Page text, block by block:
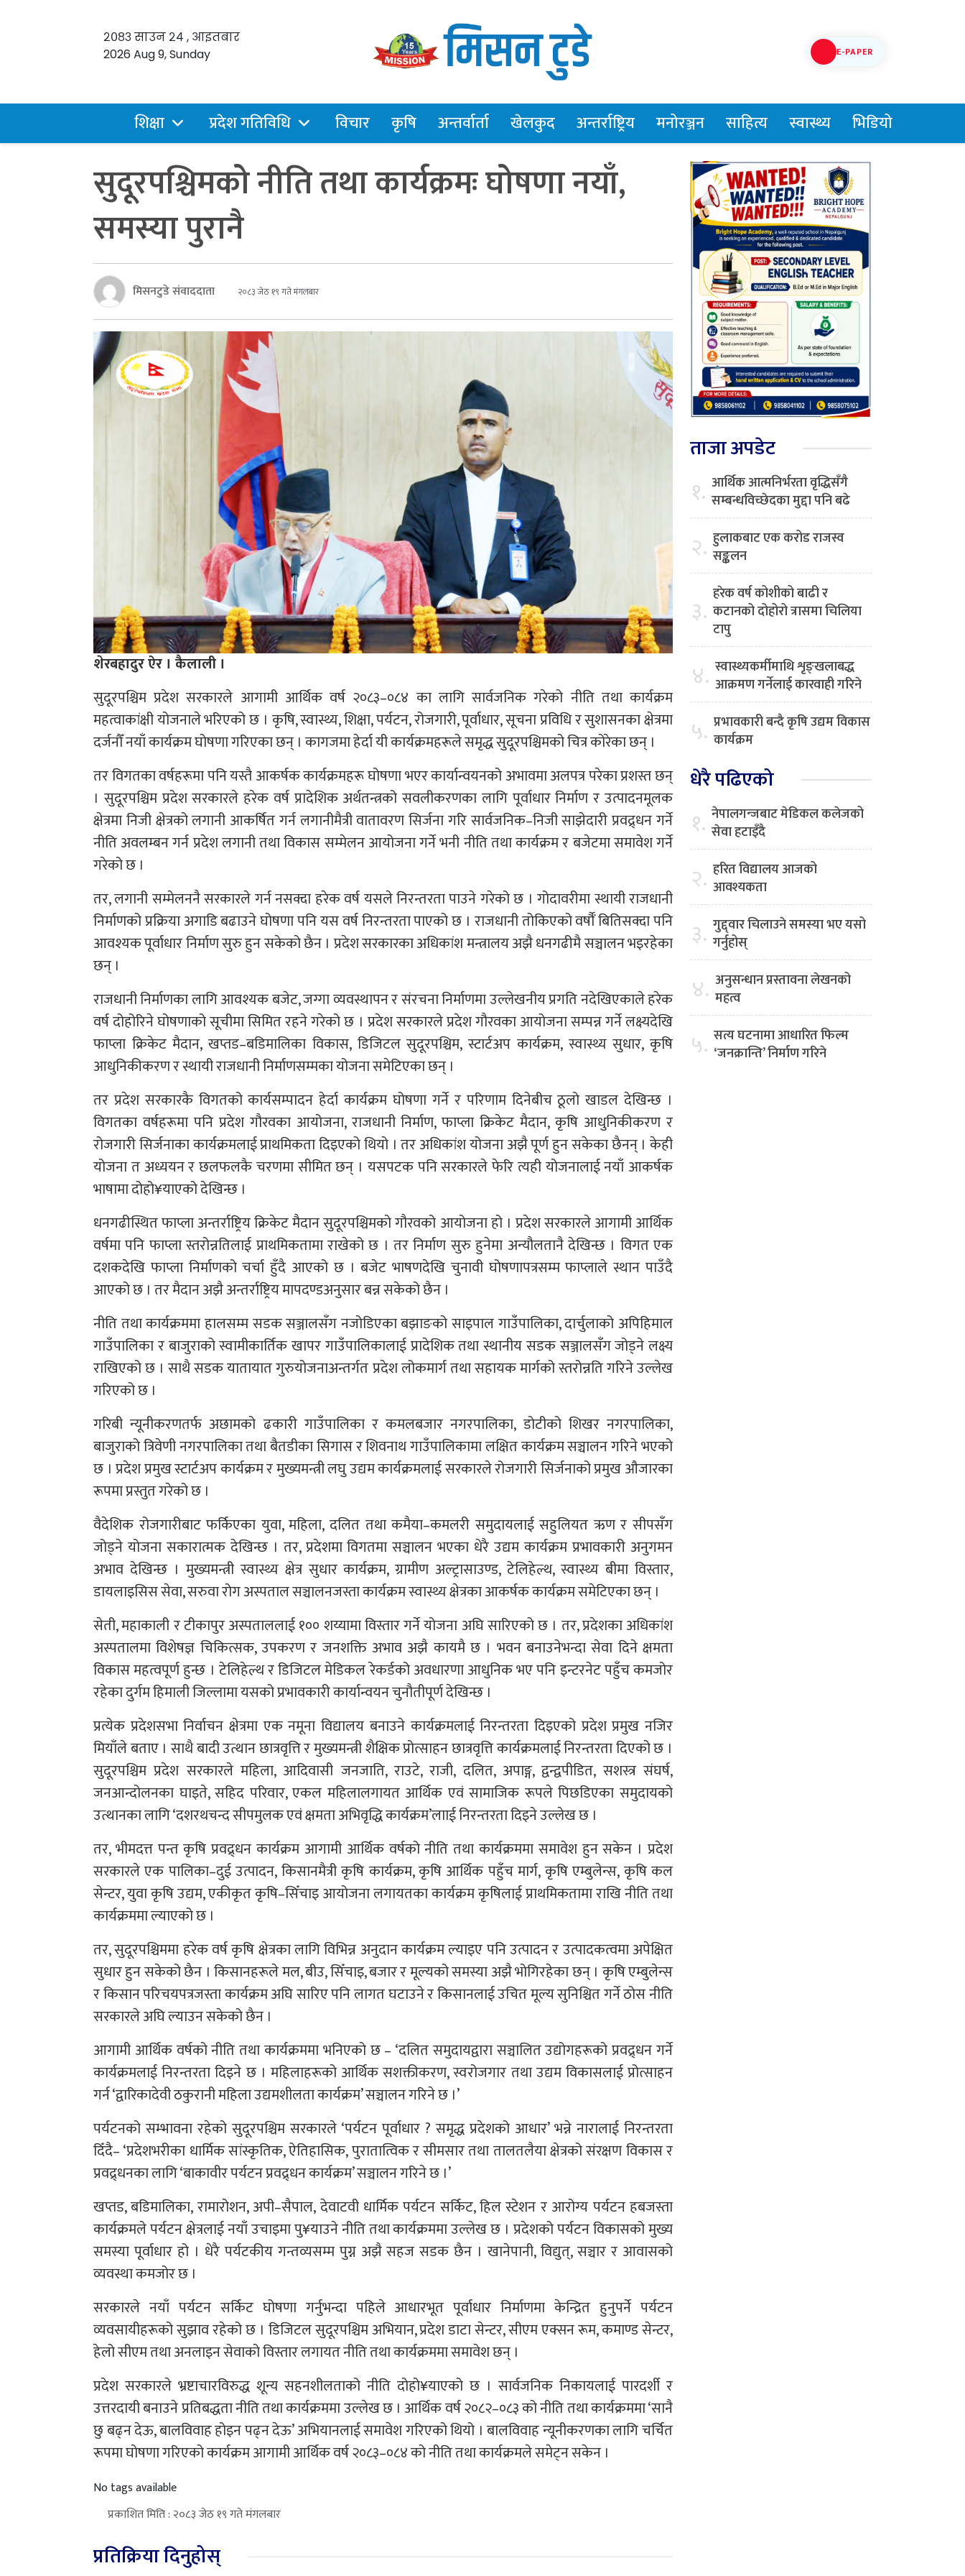
२०८३ साउन २४ , आइतबार
2026 Aug 9, Sunday
E-PAPER
शिक्षा प्रदेश गतिविधि विचार कृषि अन्तर्वार्ता खेलकुद अन्तर्राष्ट्रिय मनोरञ्जन साहित्य स्वास्थ्य भिडियो
सुदूरपश्चिमको नीति तथा कार्यक्रमः घोषणा नयाँ,
समस्या पुरानै
मिसनटुडे संवाददाता २०८३ जेठ १९ गते मंगलबार
शेरबहादुर ऐर । कैलाली ।
सुदूरपश्चिम प्रदेश सरकारले आगामी आर्थिक वर्ष २०८३–०८४ का लागि सार्वजनिक गरेको नीति तथा कार्यक्रम
महत्वाकांक्षी योजनाले भरिएको छ । कृषि, स्वास्थ्य, शिक्षा, पर्यटन, रोजगारी, पूर्वाधार, सूचना प्रविधि र सुशासनका क्षेत्रमा
दर्जनौँ नयाँ कार्यक्रम घोषणा गरिएका छन् । कागजमा हेर्दा यी कार्यक्रमहरूले समृद्ध सुदूरपश्चिमको चित्र कोरेका छन् ।
तर विगतका वर्षहरूमा पनि यस्तै आकर्षक कार्यक्रमहरू घोषणा भएर कार्यान्वयनको अभावमा अलपत्र परेका प्रशस्त छन्
। सुदूरपश्चिम प्रदेश सरकारले हरेक वर्ष प्रादेशिक अर्थतन्त्रको सवलीकरणका लागि पूर्वाधार निर्माण र उत्पादनमूलक
क्षेत्रमा निजी क्षेत्रको लगानी आकर्षित गर्न लगानीमैत्री वातावरण सिर्जना गरि सार्वजनिक–निजी साझेदारी प्रवद्र्धन गर्ने
नीति अवलम्बन गर्न प्रदेश लगानी तथा विकास सम्मेलन आयोजना गर्ने भनी नीति तथा कार्यक्रम र बजेटमा समावेश गर्ने
गरेको छ ।
तर, लगानी सम्मेलननै सरकारले गर्न नसक्दा हरेक वर्ष यसले निरन्तरता पाउने गरेको छ । गोदावरीमा स्थायी राजधानी
निर्माणको प्रक्रिया अगाडि बढाउने घोषणा पनि यस वर्ष निरन्तरता पाएको छ । राजधानी तोकिएको वर्षौँ बितिसक्दा पनि
आवश्यक पूर्वाधार निर्माण सुरु हुन सकेको छैन । प्रदेश सरकारका अधिकांश मन्त्रालय अझै धनगढीमै सञ्चालन भइरहेका
छन् ।
राजधानी निर्माणका लागि आवश्यक बजेट, जग्गा व्यवस्थापन र संरचना निर्माणमा उल्लेखनीय प्रगति नदेखिएकाले हरेक
वर्ष दोहोरिने घोषणाको सूचीमा सिमित रहने गरेको छ । प्रदेश सरकारले प्रदेश गौरवका आयोजना सम्पन्न गर्ने लक्ष्यदेखि
फाप्ला क्रिकेट मैदान, खप्तड–बडिमालिका विकास, डिजिटल सुदूरपश्चिम, स्टार्टअप कार्यक्रम, स्वास्थ्य सुधार, कृषि
आधुनिकीकरण र स्थायी राजधानी निर्माणसम्मका योजना समेटिएका छन् ।
तर प्रदेश सरकारकै विगतको कार्यसम्पादन हेर्दा कार्यक्रम घोषणा गर्ने र परिणाम दिनेबीच ठूलो खाडल देखिन्छ ।
विगतका वर्षहरूमा पनि प्रदेश गौरवका आयोजना, राजधानी निर्माण, फाप्ला क्रिकेट मैदान, कृषि आधुनिकीकरण र
रोजगारी सिर्जनाका कार्यक्रमलाई प्राथमिकता दिइएको थियो । तर अधिकांश योजना अझै पूर्ण हुन सकेका छैनन् । केही
योजना त अध्ययन र छलफलकै चरणमा सीमित छन् । यसपटक पनि सरकारले फेरि त्यही योजनालाई नयाँ आकर्षक
भाषामा दोहो¥याएको देखिन्छ ।
धनगढीस्थित फाप्ला अन्तर्राष्ट्रिय क्रिकेट मैदान सुदूरपश्चिमको गौरवको आयोजना हो । प्रदेश सरकारले आगामी आर्थिक
वर्षमा पनि फाप्ला स्तरोन्नतिलाई प्राथमिकतामा राखेको छ । तर निर्माण सुरु हुनेमा अन्यौलतानै देखिन्छ । विगत एक
दशकदेखि फाप्ला निर्माणको चर्चा हुँदै आएको छ । बजेट भाषणदेखि चुनावी घोषणापत्रसम्म फाप्लाले स्थान पाउँदै
आएको छ । तर मैदान अझै अन्तर्राष्ट्रिय मापदण्डअनुसार बन्न सकेको छैन ।
नीति तथा कार्यक्रममा हालसम्म सडक सञ्जालसँग नजोडिएका बझाङको साइपाल गाउँपालिका, दार्चुलाको अपिहिमाल
गाउँपालिका र बाजुराको स्वामीकार्तिक खापर गाउँपालिकालाई प्रादेशिक तथा स्थानीय सडक सञ्जालसँग जोड्ने लक्ष्य
राखिएको छ । साथै सडक यातायात गुरुयोजनाअन्तर्गत प्रदेश लोकमार्ग तथा सहायक मार्गको स्तरोन्नति गरिने उल्लेख
गरिएको छ ।
गरिबी न्यूनीकरणतर्फ अछामको ढकारी गाउँपालिका र कमलबजार नगरपालिका, डोटीको शिखर नगरपालिका,
बाजुराको त्रिवेणी नगरपालिका तथा बैतडीका सिगास र शिवनाथ गाउँपालिकामा लक्षित कार्यक्रम सञ्चालन गरिने भएको
छ । प्रदेश प्रमुख स्टार्टअप कार्यक्रम र मुख्यमन्त्री लघु उद्यम कार्यक्रमलाई सरकारले रोजगारी सिर्जनाको प्रमुख औजारका
रूपमा प्रस्तुत गरेको छ ।
वैदेशिक रोजगारीबाट फर्किएका युवा, महिला, दलित तथा कमैया–कमलरी समुदायलाई सहुलियत ऋण र सीपसँग
जोड्ने योजना सकारात्मक देखिन्छ । तर, प्रदेशमा विगतमा सञ्चालन भएका धेरै उद्यम कार्यक्रम प्रभावकारी अनुगमन
अभाव देखिन्छ । मुख्यमन्त्री स्वास्थ्य क्षेत्र सुधार कार्यक्रम, ग्रामीण अल्ट्रासाउण्ड, टेलिहेल्थ, स्वास्थ्य बीमा विस्तार,
डायलाइसिस सेवा, सरुवा रोग अस्पताल सञ्चालनजस्ता कार्यक्रम स्वास्थ्य क्षेत्रका आकर्षक कार्यक्रम समेटिएका छन् ।
सेती, महाकाली र टीकापुर अस्पताललाई १०० शय्यामा विस्तार गर्ने योजना अघि सारिएको छ । तर, प्रदेशका अधिकांश
अस्पतालमा विशेषज्ञ चिकित्सक, उपकरण र जनशक्ति अभाव अझै कायमै छ । भवन बनाउनेभन्दा सेवा दिने क्षमता
विकास महत्वपूर्ण हुन्छ । टेलिहेल्थ र डिजिटल मेडिकल रेकर्डको अवधारणा आधुनिक भए पनि इन्टरनेट पहुँच कमजोर
रहेका दुर्गम हिमाली जिल्लामा यसको प्रभावकारी कार्यान्वयन चुनौतीपूर्ण देखिन्छ ।
प्रत्येक प्रदेशसभा निर्वाचन क्षेत्रमा एक नमूना विद्यालय बनाउने कार्यक्रमलाई निरन्तरता दिइएको प्रदेश प्रमुख नजिर
मियाँले बताए । साथै बादी उत्थान छात्रवृत्ति र मुख्यमन्त्री शैक्षिक प्रोत्साहन छात्रवृत्ति कार्यक्रमलाई निरन्तरता दिएको छ ।
सुदूरपश्चिम प्रदेश सरकारले महिला, आदिवासी जनजाति, राउटे, राजी, दलित, अपाङ्ग, द्वन्द्वपीडित, सशस्त्र संघर्ष,
जनआन्दोलनका घाइते, सहिद परिवार, एकल महिलालगायत आर्थिक एवं सामाजिक रूपले पिछडिएका समुदायको
उत्थानका लागि ‘दशरथचन्द सीपमुलक एवं क्षमता अभिवृद्धि कार्यक्रम’लााई निरन्तरता दिइने उल्लेख छ ।
तर, भीमदत्त पन्त कृषि प्रवद्र्धन कार्यक्रम आगामी आर्थिक वर्षको नीति तथा कार्यक्रममा समावेश हुन सकेन । प्रदेश
सरकारले एक पालिका–दुई उत्पादन, किसानमैत्री कृषि कार्यक्रम, कृषि आर्थिक पहुँच मार्ग, कृषि एम्बुलेन्स, कृषि कल
सेन्टर, युवा कृषि उद्यम, एकीकृत कृषि–सिँचाइ आयोजना लगायतका कार्यक्रम कृषिलाई प्राथमिकतामा राखि नीति तथा
कार्यक्रममा ल्याएको छ ।
तर, सुदूरपश्चिममा हरेक वर्ष कृषि क्षेत्रका लागि विभिन्न अनुदान कार्यक्रम ल्याइए पनि उत्पादन र उत्पादकत्वमा अपेक्षित
सुधार हुन सकेको छैन । किसानहरूले मल, बीउ, सिँचाइ, बजार र मूल्यको समस्या अझै भोगिरहेका छन् । कृषि एम्बुलेन्स
र किसान परिचयपत्रजस्ता कार्यक्रम अघि सारिए पनि लागत घटाउने र किसानलाई उचित मूल्य सुनिश्चित गर्ने ठोस नीति
सरकारले अघि ल्याउन सकेको छैन ।
आगामी आर्थिक वर्षको नीति तथा कार्यक्रममा भनिएको छ – ‘दलित समुदायद्वारा सञ्चालित उद्योगहरूको प्रवद्र्धन गर्ने
कार्यक्रमलाई निरन्तरता दिइने छ । महिलाहरूको आर्थिक सशक्तीकरण, स्वरोजगार तथा उद्यम विकासलाई प्रोत्साहन
गर्न ‘द्वारिकादेवी ठकुरानी महिला उद्यमशीलता कार्यक्रम’ सञ्चालन गरिने छ ।’
पर्यटनको सम्भावना रहेको सुदूरपश्चिम सरकारले ‘पर्यटन पूर्वाधार ? समृद्ध प्रदेशको आधार’ भन्ने नारालाई निरन्तरता
दिँदै– ‘प्रदेशभरीका धार्मिक सांस्कृतिक, ऐतिहासिक, पुरातात्विक र सीमसार तथा तालतलैया क्षेत्रको संरक्षण विकास र
प्रवद्र्धनका लागि ‘बाकावीर पर्यटन प्रवद्र्धन कार्यक्रम’ सञ्चालन गरिने छ ।’
खप्तड, बडिमालिका, रामारोशन, अपी–सैपाल, देवाटवी धार्मिक पर्यटन सर्किट, हिल स्टेशन र आरोग्य पर्यटन हबजस्ता
कार्यक्रमले पर्यटन क्षेत्रलाई नयाँ उचाइमा पु¥याउने नीति तथा कार्यक्रममा उल्लेख छ । प्रदेशको पर्यटन विकासको मुख्य
समस्या पूर्वाधार हो । धेरै पर्यटकीय गन्तव्यसम्म पुग्न अझै सहज सडक छैन । खानेपानी, विद्युत्, सञ्चार र आवासको
व्यवस्था कमजोर छ ।
सरकारले नयाँ पर्यटन सर्किट घोषणा गर्नुभन्दा पहिले आधारभूत पूर्वाधार निर्माणमा केन्द्रित हुनुपर्ने पर्यटन
व्यवसायीहरूको सुझाव रहेको छ । डिजिटल सुदूरपश्चिम अभियान, प्रदेश डाटा सेन्टर, सीएम एक्सन रूम, कमाण्ड सेन्टर,
हेलो सीएम तथा अनलाइन सेवाको विस्तार लगायत नीति तथा कार्यक्रममा समावेश छन् ।
प्रदेश सरकारले भ्रष्टाचारविरुद्ध शून्य सहनशीलताको नीति दोहो¥याएको छ । सार्वजनिक निकायलाई पारदर्शी र
उत्तरदायी बनाउने प्रतिबद्धता नीति तथा कार्यक्रममा उल्लेख छ । आर्थिक वर्ष २०८२–०८३ को नीति तथा कार्यक्रममा ‘सानै
छु बढ्न देऊ, बालविवाह होइन पढ्न देऊ’ अभियानलाई समावेश गरिएको थियो । बालविवाह न्यूनीकरणका लागि चर्चित
रूपमा घोषणा गरिएको कार्यक्रम आगामी आर्थिक वर्ष २०८३–०८४ को नीति तथा कार्यक्रमले समेट्न सकेन ।
No tags available
प्रकाशित मिति : २०८३ जेठ १९ गते मंगलबार
प्रतिक्रिया दिनुहोस्
ताजा अपडेट
१. आर्थिक आत्मनिर्भरता वृद्धिसँगै
सम्बन्धविच्छेदका मुद्दा पनि बढे
२. हुलाकबाट एक करोड राजस्व
सङ्कलन
३. हरेक वर्ष कोशीको बाढी र
कटानको दोहोरो त्रासमा चिलिया
टापु
४. स्वास्थ्यकर्मीमाथि शृङ्खलाबद्ध
आक्रमण गर्नेलाई कारवाही गरिने
५. प्रभावकारी बन्दै कृषि उद्यम विकास
कार्यक्रम
धेरै पढिएको
१. नेपालगन्जबाट मेडिकल कलेजको
सेवा हटाइँदै
२. हरित विद्यालय आजको
आवश्यकता
३. गुद्द्वार चिलाउने समस्या भए यसो
गर्नुहोस्
४. अनुसन्धान प्रस्तावना लेखनको
महत्व
५. सत्य घटनामा आधारित फिल्म
‘जनक्रान्ति’ निर्माण गरिने